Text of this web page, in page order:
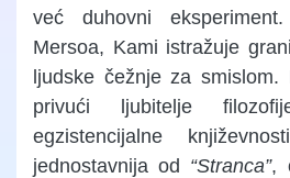
već duhovni
Mersoa, Kami istražuje
ljudske čežnje za smislom.
privući ljubitelje
egzistencijalne
jednostavnija od “Stranca”,